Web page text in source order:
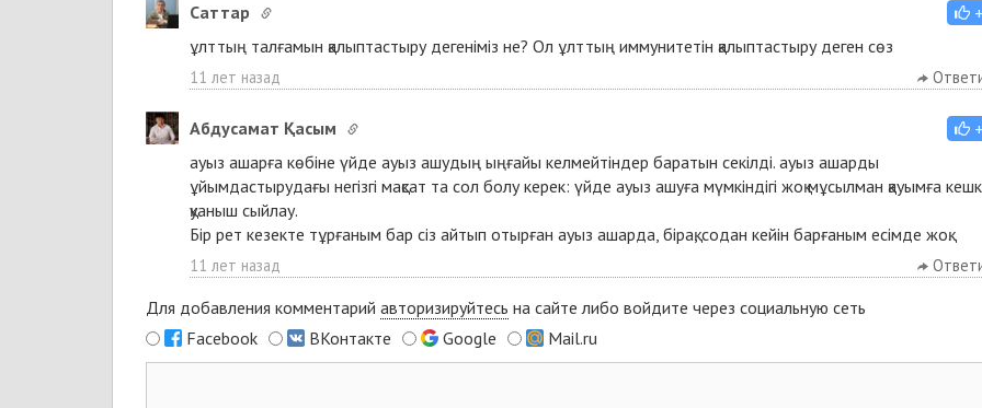
Cаттар
ұлттың талғамын қалыптастыру дегеніміз не? Ол ұлттың иммунитетін қалыптастыру деген сөз
11 лет назад
Абдусамат Қасым
ауыз ашарға көбіне үйде ауыз ашудың ыңғайы келмейтіндер баратын секілді. ауыз ашарды
ұйымдастырудағы негізгі мақсат та сол болу керек: үйде ауыз ашуға мүмкіндігі жоқ мұсылман қауымға
қуаныш сыйлау.
Бір рет кезекте тұрғаным бар сіз айтып отырған ауыз ашарда, бірақ, содан кейін барғаным есімде жоқ.
11 лет назад
Для добавления комментарий авторизируйтесь на сайте либо войдите через социальную сеть
Facebook
ВКонтакте Google Mail.ru